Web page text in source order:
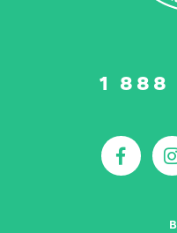
1 888